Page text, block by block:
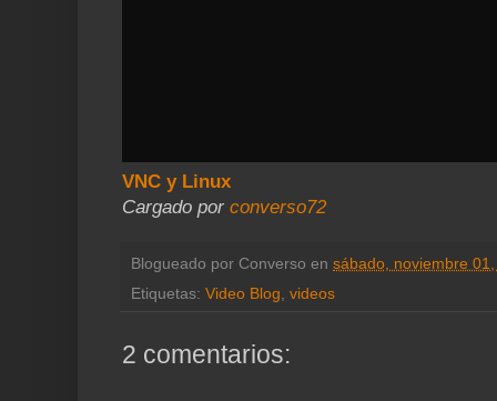
VNC y Linux
Cargado por converso72
Blogueado por Converso en sábado, noviembre
Etiquetas: Video Blog videos
2 comentarios: